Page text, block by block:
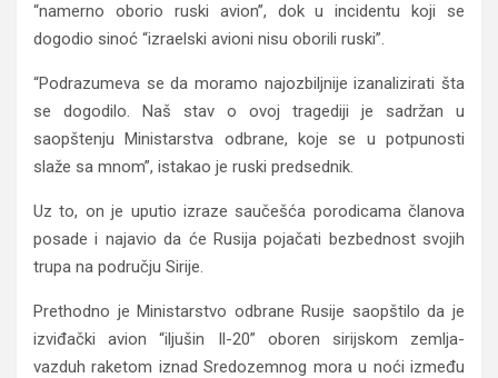
“namerno oborio ruski avion”, dok u incidentu koji se
dogodio sinoć “izraelski avioni nisu oborili ruski”.
“Podrazumeva se da moramo najozbiljnije izanalizirati šta
se dogodilo. Naš stav o ovoj tragediji je sadržan u
saopštenju Ministarstva odbrane, koje se u potpunosti
slaže sa mnom”, istakao je ruski predsednik.
Uz to, on je uputio izraze saučešća porodicama članova
posade i najavio da će Rusija pojačati bezbednost svojih
trupa na području Sirije.
Prethodno je Ministarstvo odbrane Rusije saopštilo da je
izviđački avion “iljušin Il-20” oboren sirijskom zemlja-
vazduh raketom iznad Sredozemnog mora u noći između